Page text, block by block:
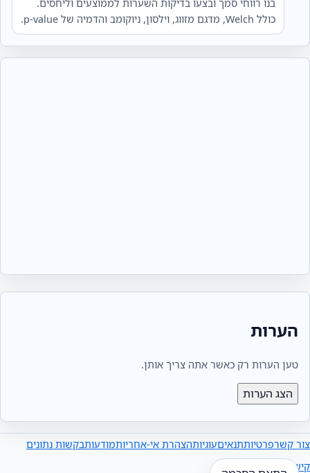
בנו רווחי סמך ובצעו בדיקות השערות לממוצעים וליחסים.
כולל Welch, מדגם מזווג, וילסון, ניוקומב והדמיה של p‑value.
הערות
טען הערות רק כאשר אתה צריך אותן.
הצג הערות
צור קשרפרטיותתנאיםעוגיותהצהרת אי‑אחריותמודעותבקשות נתונים
קישורים חיצוניים